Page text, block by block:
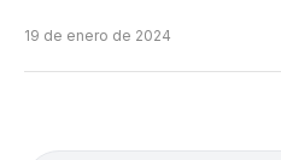
19 de enero de 2024